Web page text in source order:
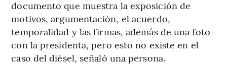
documento que muestra la exposición de
motivos, argumentación, el acuerdo,
temporalidad y las firmas, además de una foto
con la presidenta, pero esto no existe en el
caso del diésel, señaló una persona.